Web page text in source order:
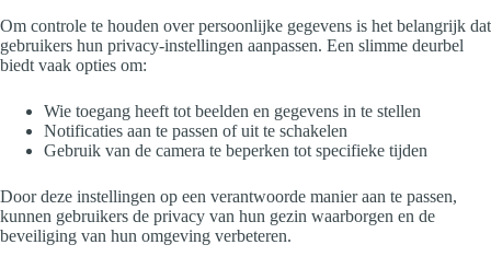
Om controle te houden over persoonlijke gegevens is het belangrijk dat
gebruikers hun privacy-instellingen aanpassen. Een slimme deurbel
biedt vaak opties om:
Wie toegang heeft tot beelden en gegevens in te stellen
Notificaties aan te passen of uit te schakelen
Gebruik van de camera te beperken tot specifieke tijden
Door deze instellingen op een verantwoorde manier aan te passen,
kunnen gebruikers de privacy van hun gezin waarborgen en de
beveiliging van hun omgeving verbeteren.